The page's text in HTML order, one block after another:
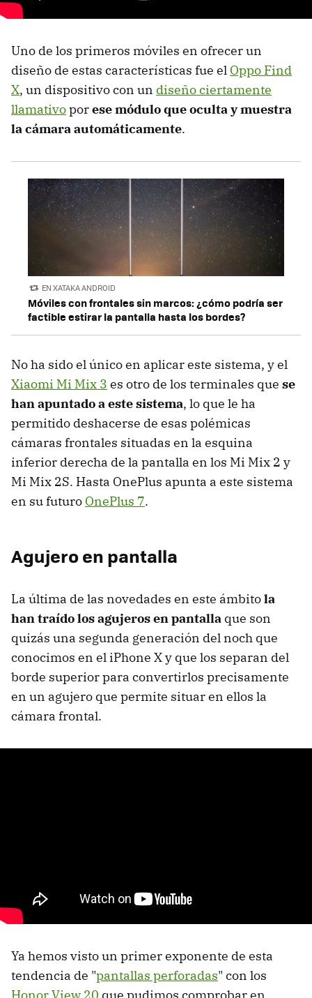
Uno de los primeros móviles en ofrecer un
diseño de estas características fue el Oppo Find
X, un dispositivo con un diseño ciertamente
llamativoporese módulo que oculta y muestra
la cámara automáticamente.
EN XATAKA ANDROID
Móviles con frontales sin marcos: ¿cómo podría ser
factible estirar la pantalla hasta los bordes?
No ha sido el único en aplicar este sistema, y el
Xiaomi Mi Mix 3 es otro de los terminales que se
han apuntado a este sistema, lo que le ha
permitido deshacerse de esas polémicas
cámaras frontales situadas en la esquina
inferior derecha de la pantalla en los Mi Mix 2 y
Mi Mix 2S. Hasta OnePlus apunta a este sistema
en su futuro OnePlus 7.
Agujero en pantalla
La última de las novedades en este ámbitola
han traído los agujeros en pantalla que son
quizás una segunda generación del noch que
conocimos en el iPhone X y que los separan del
borde superior para convertirlos precisamente
en un agujero que permite situar en ellos la
cámara frontal.
Ya hemos visto un primer exponente de esta
tendencia de "pantallas perforadas" con los